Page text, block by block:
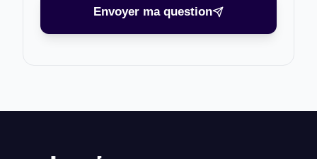
Envoyer ma question